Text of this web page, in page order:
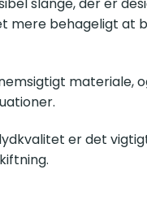
slange, der er
behageligt at
materiale,
er det